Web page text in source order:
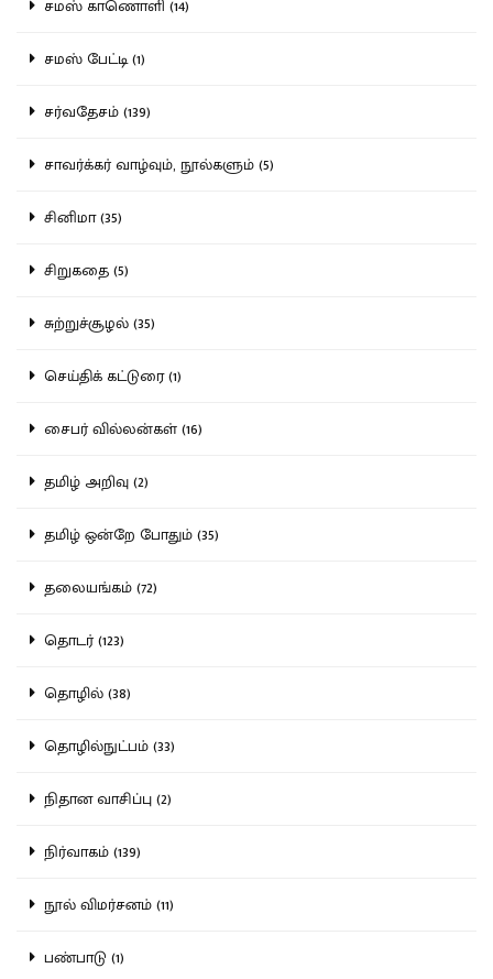
சமஸ் காணொளி (14)
சமஸ் பேட்டி (1)
சர்வதேசம் (139)
சாவர்க்கர் வாழ்வும், நூல்களும் (5)
சினிமா (35)
சிறுகதை (5)
சுற்றுச்சூழல் (35)
செய்திக் கட்டுரை (1)
சைபர் வில்லன்கள் (16)
தமிழ் அறிவு (2)
தமிழ் ஒன்றே போதும் (35)
தலையங்கம் (72)
தொடர் (123)
தொழில் (38)
தொழில்நுட்பம் (33)
நிதான வாசிப்பு (2)
நிர்வாகம் (139)
நூல் விமர்சனம் (11)
பண்பாடு (1)